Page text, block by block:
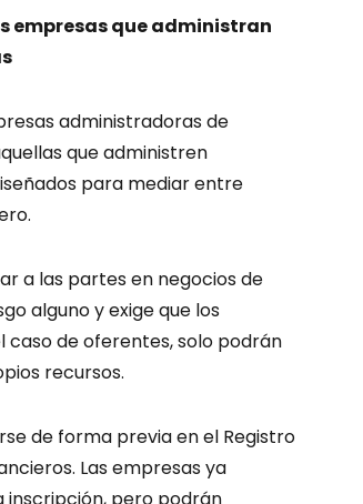
empresas que administran
administradoras de
que administren
para mediar entre
a las partes en negocios de
alguno y exige que los
caso de oferentes, solo podrán
recursos.
de forma previa en el Registro
Las empresas ya